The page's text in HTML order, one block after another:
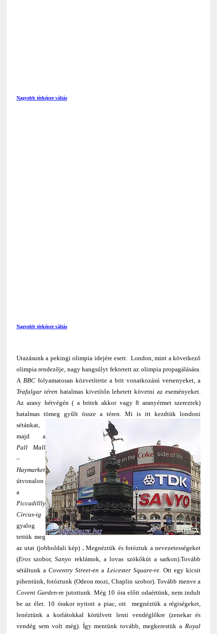
Nagyobb térképre váltás
Nagyobb térképre váltás
Utazásunk a pekingi olimpia idejére esett. London, mint a következő
olimpia rendezője, nagy hangsúlyt fektetett az olimpia propagálására.
A BBC folyamatosan közvetítette a brit vonatkozású versenyeket, a
Trafalgar téren hatalmas kivetítőn lehetett követni az eseményeket.
Az arany hétvégén ( a britek akkor vagy 8 aranyérmet szereztek)
hatalmas tömeg gyűlt össze a téren . Mi is itt kezdtük londoni
sétánkat,
majd a
Pall Mall
–
Haymarket
útvonalon
a
Piccadillly
Circus-ig
gyalog
tettük meg
az utat (jobboldali kép) .Megnéztük és fotóztuk a nevezetességeket
(Eros szobor,Sanyo reklámok, a lovas szökőkút a sarkon).Tovább
sétáltunk a Coventry Street-en a Leicester Square-re. Ott egy kicsit
pihentünk, fotóztunk (Odeon mozi, Chaplin szobor). Tovább menve a
Covent Garden-re jutottunk. Még 10 óra előtt odaértünk, nem indult
be az élet. 10 órakor nyitott a piac, ott megnéztük a régiségeket,
lenéztünk a korlátokkal körülvett lenti vendéglőkre (zenekar és
vendég sem volt még). Így mentünk tovább, megkerestük a Royal